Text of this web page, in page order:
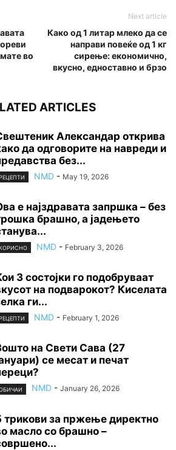
во
Next article
Како од 1 литар млеко да се
направи повеќе од 1 кг
сирење: економично,
вкусно, едноставно и брзо
ARTICLES
Александар открива
да одговорите на навреди и
без...
NMD - May 19, 2026
е најздравата запршка – без
брашно, а јадењето
NMD - February 3, 2026
3 состојки го подобруваат
на подварокот? Киселата
ги...
NMD - February 1, 2026
на Свети Сава (27
се месат и печат
NMD - January 26, 2026
трикови за пржење директно
масло со брашно –